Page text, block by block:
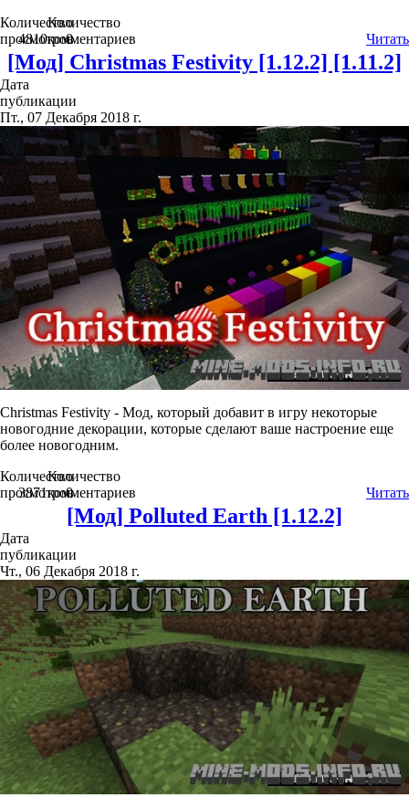
Количество
просмотров
4810
Количество
комментариев
0 Читать
[Мод] Christmas Festivity [1.12.2] [1.11.2]
Дата
публикации
Пт., 07 Декабря 2018 г.
Christmas Festivity - Мод, который добавит в игру некоторые
новогодние декорации, которые сделают ваше настроение еще
более новогодним.
Количество
просмотров
3871
Количество
комментариев
0 Читать
[Мод] Polluted Earth [1.12.2]
Дата
публикации
Чт., 06 Декабря 2018 г.